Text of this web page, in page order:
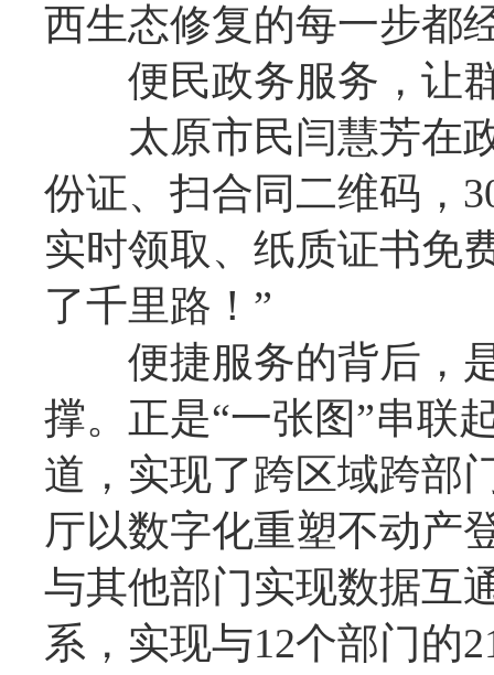
西生态修复的每一步都
便民政务服务，让群
太原市民闫慧芳在政
份证、扫合同二维码，
实时领取、纸质证书免
了千里路！”
便捷服务的背后，是
撑。正是“一张图”串联
道，实现了跨区域跨部
厅以数字化重塑不动产
与其他部门实现数据互
系，实现与12个部门的